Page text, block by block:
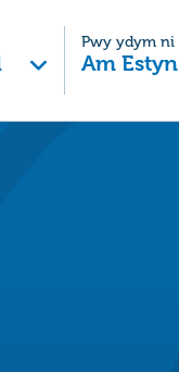
Pwy ydym ni
Am Estyn